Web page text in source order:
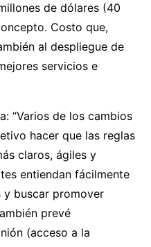
de dólares (40
Costo que,
al despliegue de
servicios e
“Varios de los cambios
hacer que las reglas
claros, ágiles y
entiendan fácilmente
y buscar promover
prevé
(acceso a la